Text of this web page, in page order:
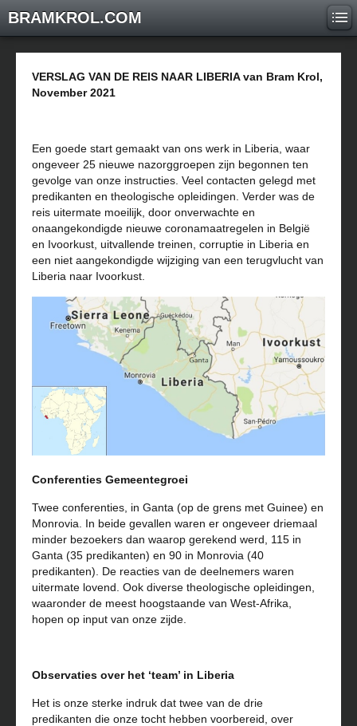
BRAMKROL.COM
VERSLAG VAN DE REIS NAAR LIBERIA van Bram Krol,
November 2021
Een goede start gemaakt van ons werk in Liberia, waar
ongeveer 25 nieuwe nazorggroepen zijn begonnen ten
gevolge van onze instructies. Veel contacten gelegd met
predikanten en theologische opleidingen. Verder was de
reis uitermate moeilijk, door onverwachte en
onaangekondigde nieuwe coronamaatregelen in België
en Ivoorkust, uitvallende treinen, corruptie in Liberia en
een niet aangekondigde wijziging van een terugvlucht van
Liberia naar Ivoorkust.
Conferenties Gemeentegroei
Twee conferenties, in Ganta (op de grens met Guinee) en
Monrovia. In beide gevallen waren er ongeveer driemaal
minder bezoekers dan waarop gerekend werd, 115 in
Ganta (35 predikanten) en 90 in Monrovia (40
predikanten). De reacties van de deelnemers waren
uitermate lovend. Ook diverse theologische opleidingen,
waaronder de meest hoogstaande van West-Afrika,
hopen op input van onze zijde.
Observaties over het ‘team’ in Liberia
Het is onze sterke indruk dat twee van de drie
predikanten die onze tocht hebben voorbereid, over